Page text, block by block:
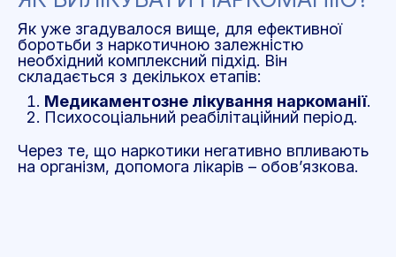
Як уже згадувалося вище, для ефективної
боротьби з наркотичною залежністю
необхідний комплексний підхід. Він
складається з декількох етапів:
Медикаментозне лікування наркоманії.
Психосоціальний реабілітаційний період.
Через те, що наркотики негативно впливають
на організм, допомога лікарів – обов’язкова.